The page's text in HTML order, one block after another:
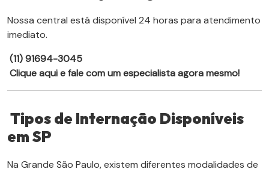
Nossa central está disponível 24 horas para atendimento
imediato.
(11) 91694-3045
Clique aqui e fale com um especialista agora mesmo!
Tipos de Internação Disponíveis
em SP
Na Grande São Paulo, existem diferentes modalidades de